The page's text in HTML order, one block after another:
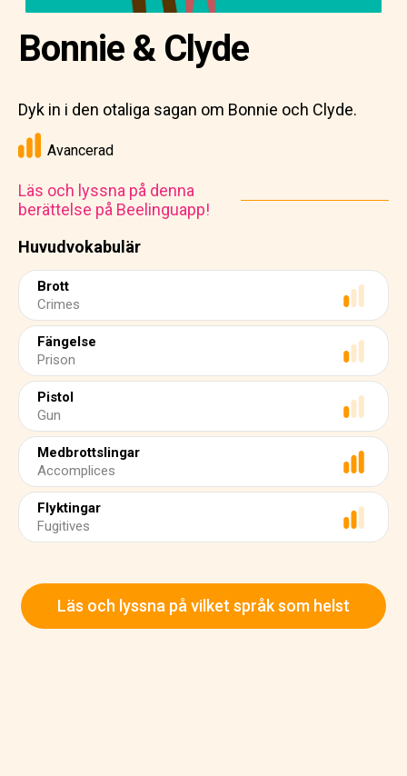
Huvudvokabulär
Brott
Crimes
Fängelse
Prison
Pistol
Gun
Medbrottslingar
Accomplices
Flyktingar
Fugitives
Bonnie & Clyde
Dyk in i den otaliga sagan om Bonnie och Clyde.
Avancerad
Läs och lyssna på denna
berättelse på Beelinguapp!
Läs och lyssna på vilket språk som helst